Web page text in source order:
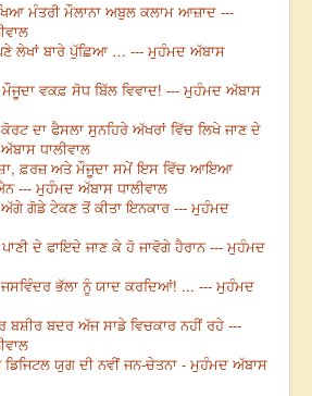
ਮੰਤਰੀ ਮੌਲਾਨਾ ਅਬੁਲ ਕਲਾਮ ਆਜ਼ਾਦ ---
ਲੇਖਾਂ ਬਾਰੇ ਪੁੱਛਿਆ … --- ਮੁਹੰਮਦ ਅੱਬਾਸ
ਵਕਫ਼ ਸੋਧ ਬਿੱਲ ਵਿਵਾਦ! --- ਮੁਹੰਮਦ ਅੱਬਾਸ
ਦਾ ਫੈਸਲਾ ਸੁਨਹਿਰੇ ਅੱਖਰਾਂ ਵਿੱਚ ਲਿਖੇ ਜਾਣ ਦੇ
ਧਾਲੀਵਾਲ
ਫ਼ਰਜ਼ ਅਤੇ ਮੌਜੂਦਾ ਸਮੇਂ ਇਸ ਵਿੱਚ ਆਇਆ
--- ਮੁਹੰਮਦ ਅੱਬਾਸ ਧਾਲੀਵਾਲ
ਗੋਡੇ ਟੇਕਣ ਤੋਂ ਕੀਤਾ ਇਨਕਾਰ --- ਮੁਹੰਮਦ
ਦੇ ਫਾਇਦੇ ਜਾਣ ਕੇ ਹੋ ਜਾਵੋਗੇ ਹੈਰਾਨ --- ਮੁਹੰਮਦ
ਭੱਲਾ ਨੂੰ ਯਾਦ ਕਰਦਿਆਂ! ... --- ਮੁਹੰਮਦ
ਬਦਰ ਅੱਜ ਸਾਡੇ ਵਿਚਕਾਰ ਨਹੀਂ ਰਹੇ ---
ਯੁਗ ਦੀ ਨਵੀਂ ਜਨ-ਚੇਤਨਾ - ਮੁਹੰਮਦ ਅੱਬਾਸ